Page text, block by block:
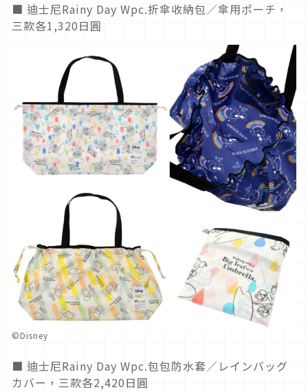
■ 迪士尼Rainy Day Wpc.折傘收納包／傘用ポーチ，
三款各1,320日圓
©Disney
■ 迪士尼Rainy Day Wpc.包包防水套／レインバッグ
カバー，三款各2,420日圓